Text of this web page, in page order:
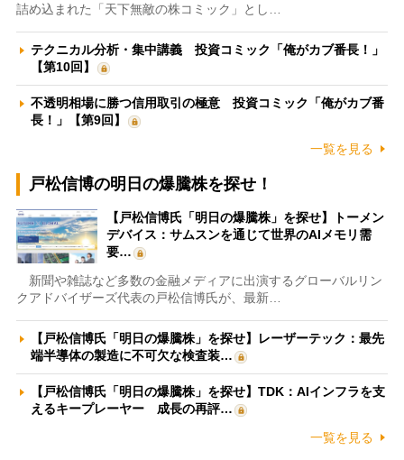
詰め込まれた「天下無敵の株コミック」とし…
テクニカル分析・集中講義 投資コミック「俺がカブ番長！」
【第10回】
不透明相場に勝つ信用取引の極意 投資コミック「俺がカブ番
長！」【第9回】
一覧を見る
戸松信博の明日の爆騰株を探せ！
【戸松信博氏「明日の爆騰株」を探せ】トーメン
デバイス：サムスンを通じて世界のAIメモリ需
要…
新聞や雑誌など多数の金融メディアに出演するグローバルリン
クアドバイザーズ代表の戸松信博氏が、最新…
【戸松信博氏「明日の爆騰株」を探せ】レーザーテック：最先
端半導体の製造に不可欠な検査装…
【戸松信博氏「明日の爆騰株」を探せ】TDK：AIインフラを支
えるキープレーヤー 成長の再評…
一覧を見る